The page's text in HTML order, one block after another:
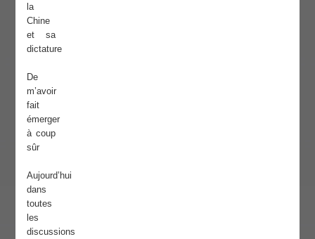
la
Chine
et sa
dictature
De
m’avoir
fait
émerger
à coup
sûr
Aujourd’hui
dans
toutes
les
discussions